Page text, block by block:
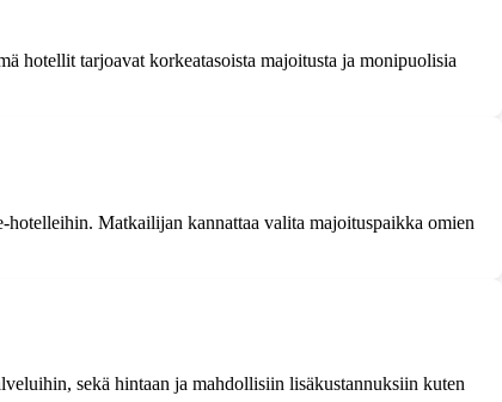
hotellit tarjoavat korkeatasoista majoitusta ja monipuolisia
Matkailijan kannattaa valita majoituspaikka omien
sekä hintaan ja mahdollisiin lisäkustannuksiin kuten